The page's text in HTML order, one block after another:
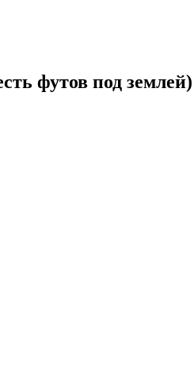
футов под